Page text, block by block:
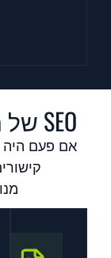
SEO של היום כבר נראה אחרת
אם פעם היה